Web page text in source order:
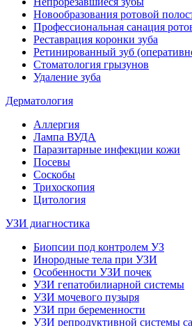
Новообразования ротовой
Профессиональная санация
Реставрация коронки зуба
Ретинированный зуб
Стоматология грызунов
Удаление зуба
Дерматология
Аллергия
Лампа ВУДА
Паразитарные инфекции кожи
Посевы
Соскобы
Трихоскопия
Цитология
УЗИ диагностика
Биопсии под контролем УЗ
Инородные тела при УЗИ
Особенности УЗИ почек
УЗИ гепатобилиарной системы
УЗИ мочевого пузыря
УЗИ при беременности
УЗИ репродуктивной системы